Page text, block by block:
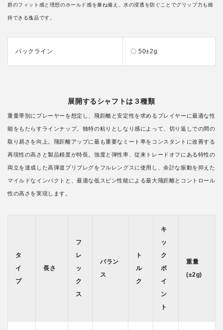
群のフィット感と理想のホールド感を兼ね備え、水の浸透を防ぐことでグリップ力も維
持できる逸品です。
バックライン 〇 50±2g
展開するシャフトは３種類
重量帯別にプレーヤーを想定し、飛距離と安定性を求めるプレイヤーに最適な性
能をもたらすラインナップ。独特の粘りとしなり感によって、切り返しでの間の
取り易さを向上。飛距離アップに最も重要なミート率をコンスタントに改善する
再現性の高さと製品精度が特長。強度と弾性率、従来トレードオフにある特性の
両立を達成した高弾道プリプレグをフルレングスに使用し、余計な振動を抑えた
マイルドなインパクトと、最適な低スピン性能による最大飛距離とコントロール
性の高さを実現します。
タ
イ
プ
長さ
フ
レ
ッ
ク
ス
バラン
ス
ト
ル
ク
キ
ッ
ク
ポ
イ
ン
ト
重量
(±2g)